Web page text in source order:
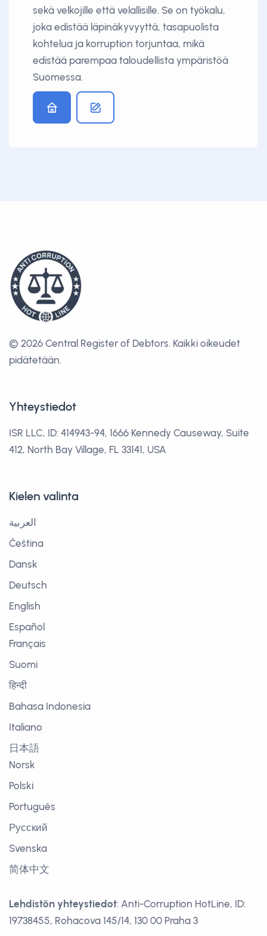
sekä velkojille että velallisille. Se on työkalu,
joka edistää läpinäkyvyyttä, tasapuolista
kohtelua ja korruption torjuntaa, mikä
edistää parempaa taloudellista ympäristöä
Suomessa.
© 2026 Central Register of Debtors. Kaikki oikeudet
pidätetään.
Yhteystiedot
ISR LLC, ID: 414943-94, 1666 Kennedy Causeway, Suite
412, North Bay Village, FL 33141, USA
Kielen valinta
العربية
Čeština
Dansk
Deutsch
English
Español
Français
Suomi
हिन्दी
Bahasa Indonesia
Italiano
日本語
Norsk
Polski
Português
Русский
Svenska
简体中文
Lehdistön yhteystiedot: Anti-Corruption HotLine, ID:
19738455, Rohacova 145/14, 130 00 Praha 3